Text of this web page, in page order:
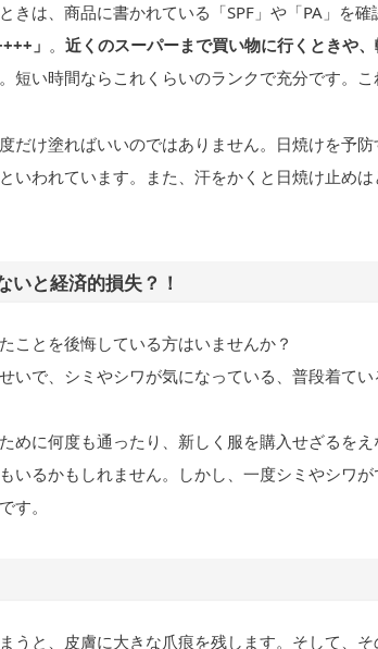
きは、商品に書かれている「SPF」や「PA」を確
」 。 近くのスーパーまで買い物に行くときや
短い時間ならこれくらいのランクで充分です。
だけ塗ればいいのではありません。日焼けを予
いわれています。また、汗をかくと日焼け止め
いと経済的損失？！
ことを後悔している方はいませんか？
いで、シミやシワが気になっている、普段着て
めに何度も通ったり、新しく服を購入せざるを
いるかもしれません。しかし、一度シミやシワ
す。
うと、皮膚に大きな爪痕を残します。そして、そ